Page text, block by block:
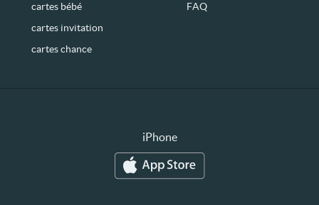
cartes bébé
cartes invitation
cartes chance
FAQ
iPhone